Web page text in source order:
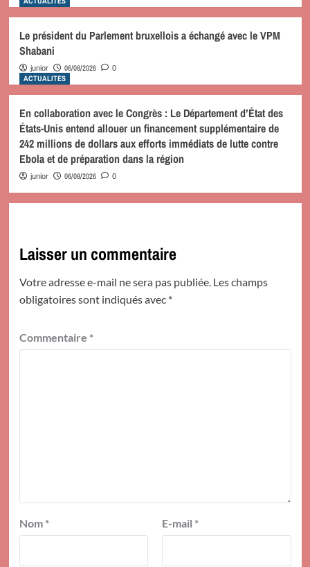
Le président du Parlement bruxellois a échangé avec le VPM
Shabani
junior 06/08/2026 0
ACTUALITES
En collaboration avec le Congrès : Le Département d’État des
États-Unis entend allouer un financement supplémentaire de
242 millions de dollars aux efforts immédiats de lutte contre
Ebola et de préparation dans la région
junior 06/08/2026 0
Laisser un commentaire
Votre adresse e-mail ne sera pas publiée. Les champs
obligatoires sont indiqués avec *
Commentaire *
Nom * E-mail *